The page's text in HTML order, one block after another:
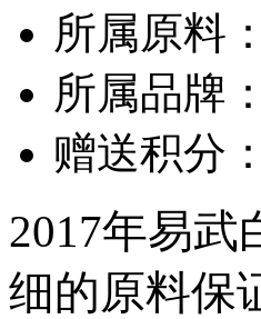
所属原料
所属品牌
赠送积分
2017年易武
细的原料保